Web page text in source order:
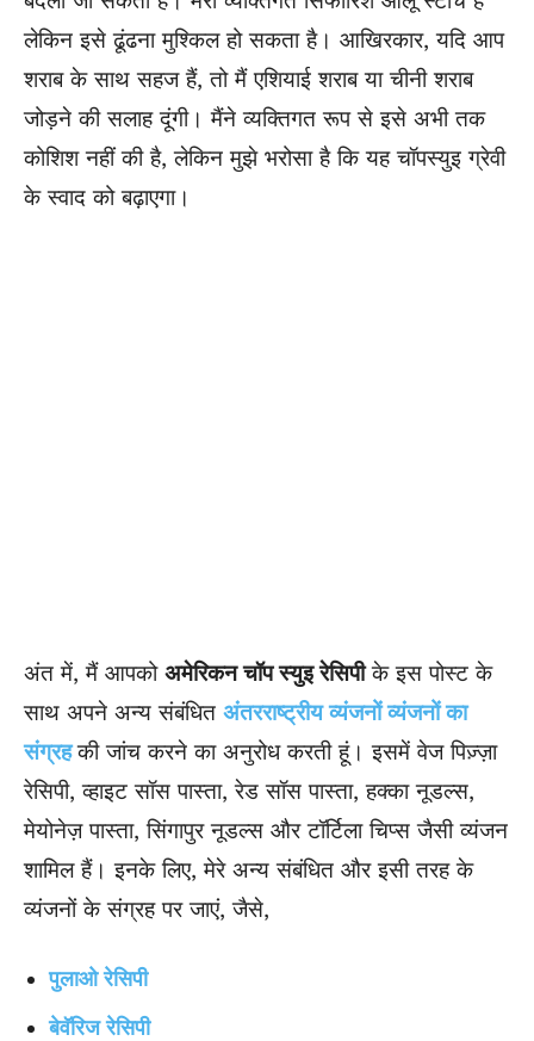
लेकिन इसे ढूंढना मुश्किल हो सकता है। आखिरकार, यदि आप
शराब के साथ सहज हैं, तो मैं एशियाई शराब या चीनी शराब
जोड़ने की सलाह दूंगी। मैंने व्यक्तिगत रूप से इसे अभी तक
कोशिश नहीं की है, लेकिन मुझे भरोसा है कि यह चॉपस्युइ ग्रेवी
के स्वाद को बढ़ाएगा।
अंत में, मैं आपको अमेरिकन चॉप स्युइ रेसिपीके इस पोस्ट के
साथ अपने अन्य संबंधित अंतरराष्ट्रीय व्यंजनों व्यंजनों का
संग्रहकी जांच करने का अनुरोध करती हूं। इसमें वेज पिज़्ज़ा
रेसिपी, व्हाइट सॉस पास्ता, रेड सॉस पास्ता, हक्का नूडल्स,
मेयोनेज़ पास्ता, सिंगापुर नूडल्स और टॉर्टिला चिप्स जैसी व्यंजन
शामिल हैं। इनके लिए, मेरे अन्य संबंधित और इसी तरह के
व्यंजनों के संग्रह पर जाएं, जैसे,
पुलाओ रेसिपी
बेवॅरिज रेसिपी